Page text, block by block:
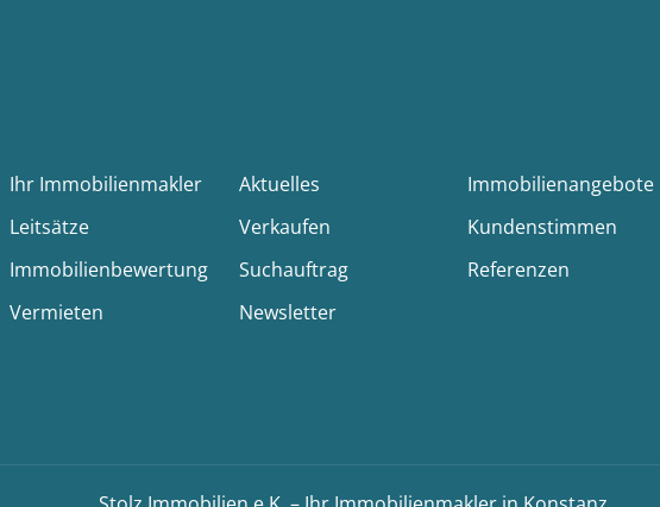
Ihr Immobilienmakler Aktuelles
Immobilienangebote
Leitsätze
Verkaufen
Kundenstimmen
Immobilienbewertung
Suchauftrag
Referenzen
Vermieten
Newsletter